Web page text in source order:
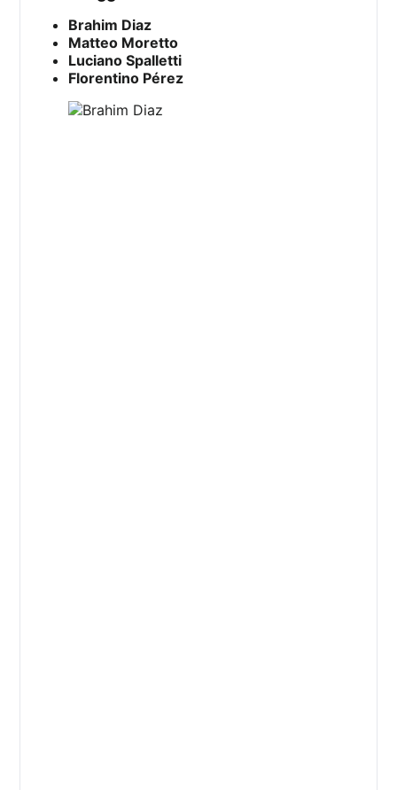
Brahim Diaz
Matteo Moretto
Luciano Spalletti
Florentino Pérez